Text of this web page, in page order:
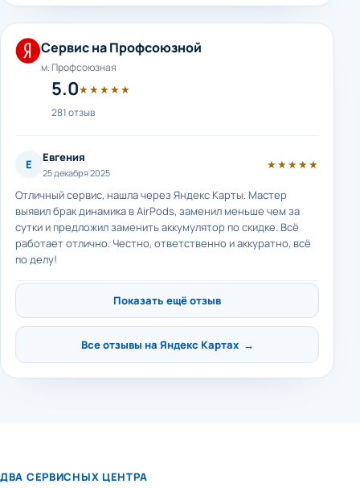
Сервис на Профсоюзной
м. Профсоюзная
5.0★★★★★
281 отзыв
Е Евгения
25 декабря 2025
★★★★★
Отличный сервис, нашла через Яндекс Карты. Мастер
выявил брак динамика в AirPods, заменил меньше чем за
сутки и предложил заменить аккумулятор по скидке. Всё
работает отлично. Честно, ответственно и аккуратно, всё
по делу!
Показать ещё отзыв
Все отзывы на Яндекс Картах →
ДВА СЕРВИСНЫХ ЦЕНТРА